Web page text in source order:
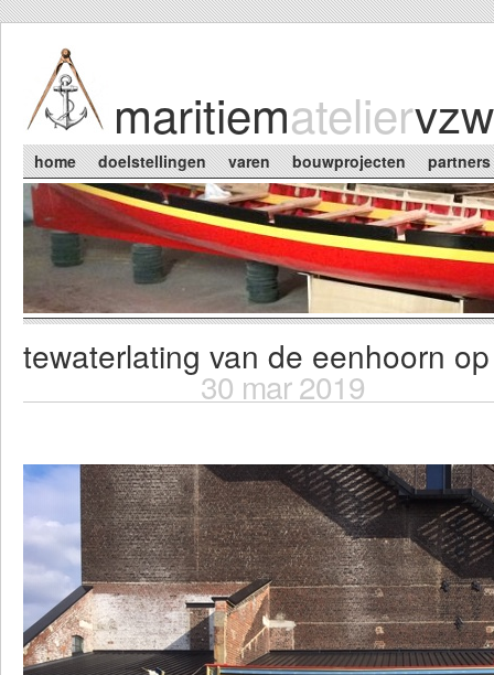
maritiemateliervzw
Main menu
home doelstellingen varen bouwprojecten partners
You are here
tewaterlating van de eenhoorn
30 mar 2019